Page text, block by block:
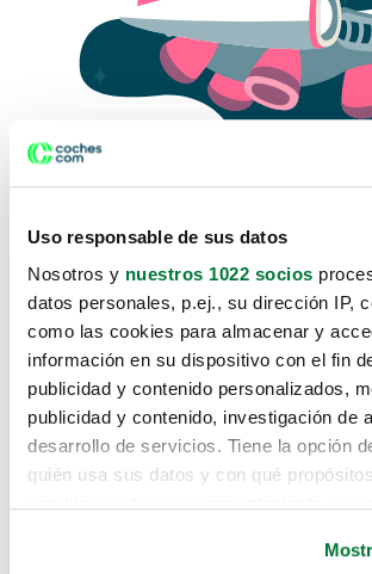
Uso responsable de sus datos
Nosotros y nuestros 1022 socios
datos personales, p.ej., su dirección IP,
como las cookies para almacenar y
información en su dispositivo con el fin
publicidad y contenido personalizados,
publicidad y contenido, investigación de
desarrollo de servicios. Tiene la opción
quién usa sus datos y con qué
Lo sentimos, no
te hemos traido hasta
Pero puedes encontrar el coche que
buscando en alguno de estos